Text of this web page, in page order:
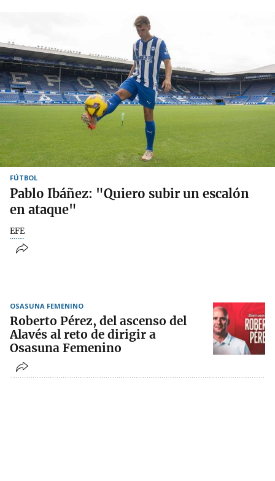
FÚTBOL
Pablo Ibáñez: "Quiero subir un escalón
en ataque"
EFE
OSASUNA FEMENINO
Roberto Pérez, del ascenso del
Alavés al reto de dirigir a
Osasuna Femenino